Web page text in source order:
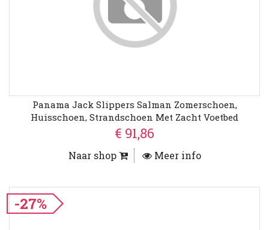
Panama Jack Slippers Salman Zomerschoen,
Huisschoen, Strandschoen Met Zacht Voetbed
€ 91,86
Naar shop Meer info
-27%